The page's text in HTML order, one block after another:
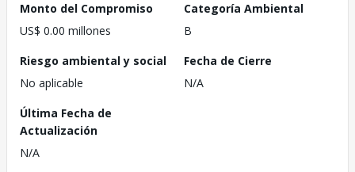
Monto del Compromiso
US$ 0.00 millones
Categoría Ambiental
B
Riesgo ambiental y social
No aplicable
Fecha de Cierre
N/A
Última Fecha de
Actualización
N/A